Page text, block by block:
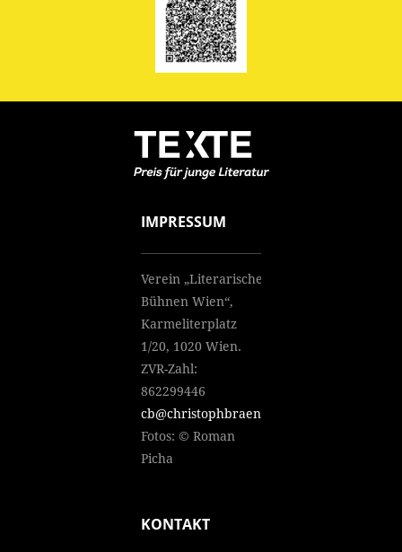
IMPRESSUM
Verein „Literarische
Bühnen Wien“,
Karmeliterplatz
1/20, 1020 Wien.
ZVR-Zahl:
862299446
cb@christophbraendle.net
Fotos: © Roman
Picha
KONTAKT